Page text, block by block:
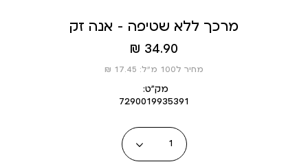
מרכך ללא שטיפה - אנה זק
מחיר
מוצר
34.90 ₪
מחיר ל100 מ”ל: 17.45 ₪
מק״ט:
7290019935391
כמות